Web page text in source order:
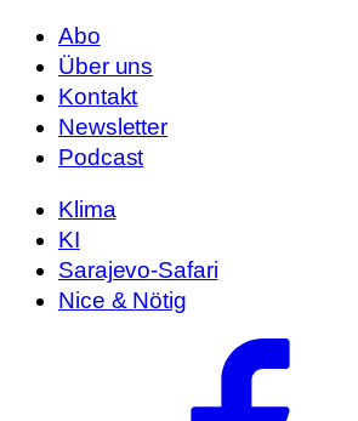
Abo
Über uns
Kontakt
Newsletter
Podcast
Klima
KI
Sarajevo-Safari
Nice & Nötig